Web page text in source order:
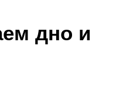
дно и